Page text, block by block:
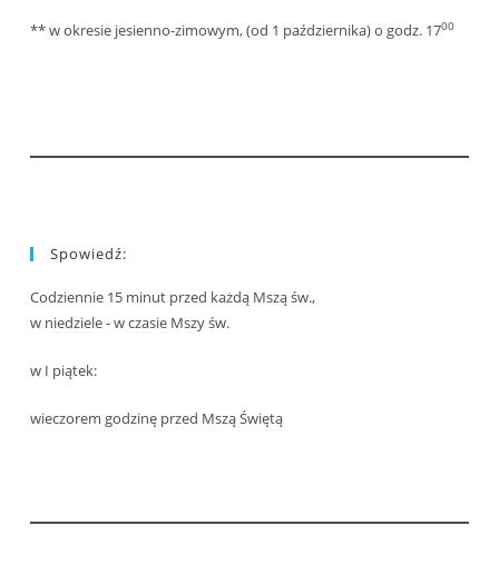
** w okresie jesienno-zimowym, (od 1 października) o godz. 1700
Spowiedź:
Codziennie 15 minut przed każdą Mszą św.,
w niedziele - w czasie Mszy św.
w I piątek:
wieczorem godzinę przed Mszą Świętą